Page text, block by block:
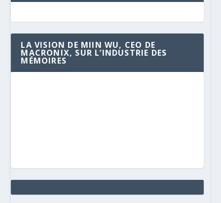
LA VISION DE MIIN WU, CEO DE
MACRONIX, SUR L’INDUSTRIE DES
MÉMOIRES